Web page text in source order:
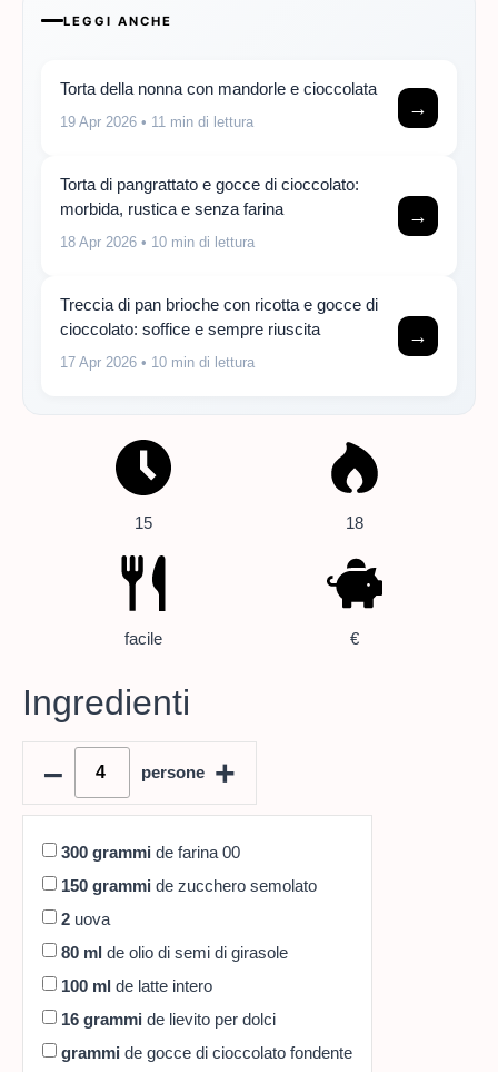
LEGGI ANCHE
Torta della nonna con mandorle e cioccolata
19 Apr 2026 • 11 min di lettura
→
Torta di pangrattato e gocce di cioccolato:
morbida, rustica e senza farina
18 Apr 2026 • 10 min di lettura
→
Treccia di pan brioche con ricotta e gocce di
cioccolato: soffice e sempre riuscita
17 Apr 2026 • 10 min di lettura
→
15 18
facile €
Ingredienti
–
persone +
300 grammi de farina 00
150 grammi de zucchero semolato
2 uova
80 ml de olio di semi di girasole
100 ml de latte intero
16 grammi de lievito per dolci
grammi de gocce di cioccolato fondente